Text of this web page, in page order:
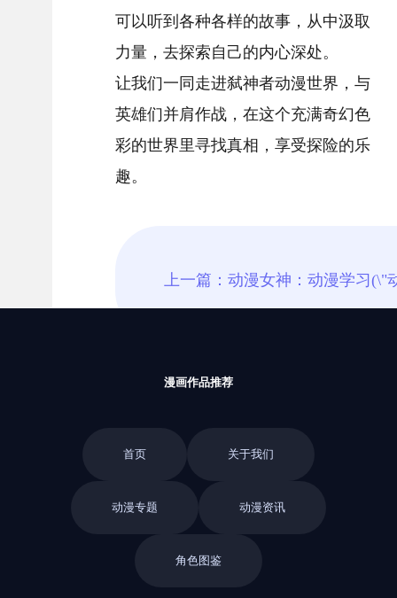
可以听到各种各样的故事，从中汲取
力量，去探索自己的内心深处。
让我们一同走进弑神者动漫世界，与
英雄们并肩作战，在这个充满奇幻色
彩的世界里寻找真相，享受探险的乐
趣。
返回栏目
漫画作品推荐
首页 关于我们
动漫专题 动漫资讯
角色图鉴